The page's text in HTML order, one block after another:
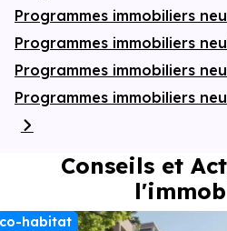
Programmes immobiliers
Programmes immobiliers
Programmes immobiliers
Programmes immobiliers
Conseils et
habitat